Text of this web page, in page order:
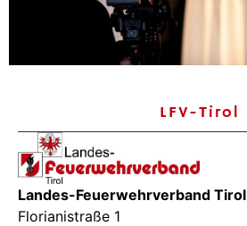
LFV-Tirol
Landes-Feuerwehrverband Tirol
Florianistraße 1